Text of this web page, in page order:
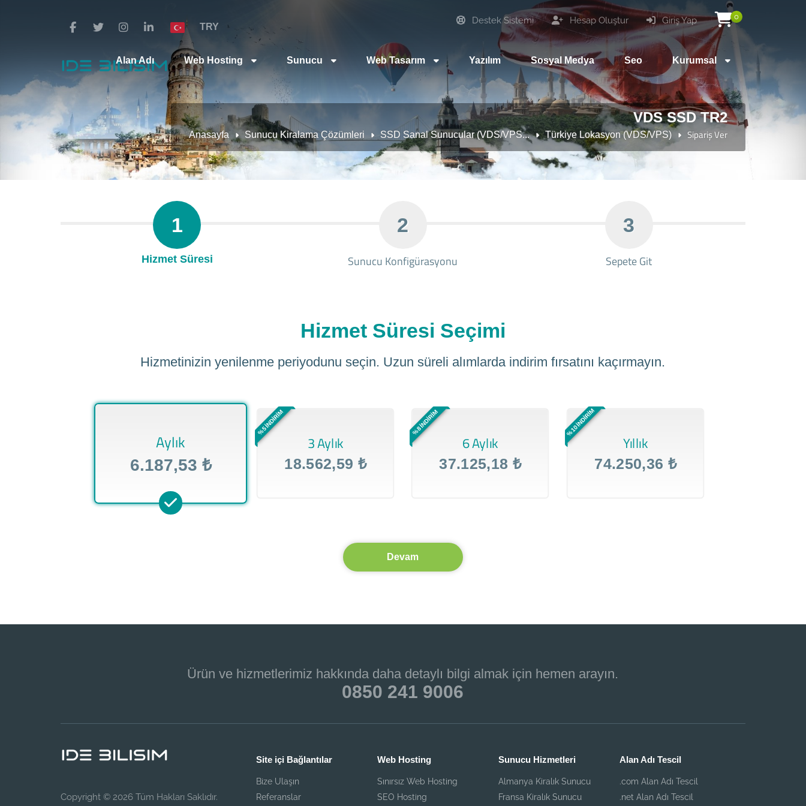
0
Giriş Yap
Hesap Oluştur
Destek Sistemi
TRY
Alan Adı Web Hosting Sunucu Web Tasarım Yazılım Sosyal Medya Seo Kurumsal
VDS SSD TR2
Anasayfa Sunucu Kiralama Çözümleri SSD Sanal Sunucular (VDS/VPS... Türkiye Lokasyon (VDS/VPS) Sipariş Ver
1
Hizmet Süresi
2
Sunucu Konfigürasyonu
3
Sepete Git
Hizmet Süresi Seçimi
Hizmetinizin yenilenme periyodunu seçin. Uzun süreli alımlarda indirim fırsatını kaçırmayın.
Aylık
6.187,53 ₺
%5 İNDİRİM
3 Aylık
18.562,59 ₺
%8 İNDİRİM
6 Aylık
37.125,18 ₺
%10 İNDİRİM
Yıllık
74.250,36 ₺
Devam
Ürün ve hizmetlerimiz hakkında daha detaylı bilgi almak için hemen arayın.
0850 241 9006
Copyright © 2026 Tüm Hakları Saklıdır.
Site içi Bağlantılar
Bize Ulaşın
Referanslar
Web Hosting
Sınırsız Web Hosting
SEO Hosting
Sunucu Hizmetleri
Almanya Kiralık Sunucu
Fransa Kiralık Sunucu
Alan Adı Tescil
.com Alan Adı Tescil
.net Alan Adı Tescil